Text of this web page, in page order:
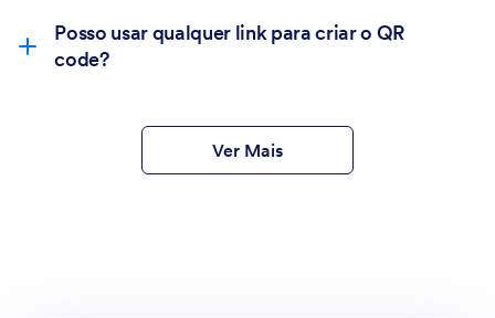
Posso usar qualquer link para criar o QR
code?
Ver Mais